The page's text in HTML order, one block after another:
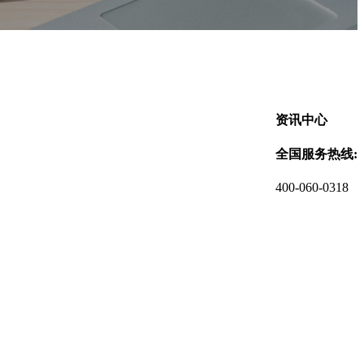
资讯中心
全国服务热线:
400-060-0318